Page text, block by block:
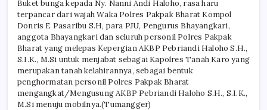
Buket bunga kepada Ny. Nanni Andi Haloho, rasa haru
terpancar dari wajah Waka Polres Pakpak Bharat Kompol
Donris E Pasaribu S.H, para PJU, Pengurus Bhayangkari,
anggota Bhayangkari dan seluruh personil Polres Pakpak
Bharat yang melepas Kepergian AKBP Pebriandi Haloho S.H.,
S.I.K., M.Si untuk menjabat sebagai Kapolres Tanah Karo yang
merupakan tanah kelahirannya, sebagai bentuk
penghormatan personil Polres Pakpak Bharat
mengangkat/Mengusung AKBP Pebriandi Haloho S.H., S.I.K.,
M.Si menuju mobilnya.(Tumangger)